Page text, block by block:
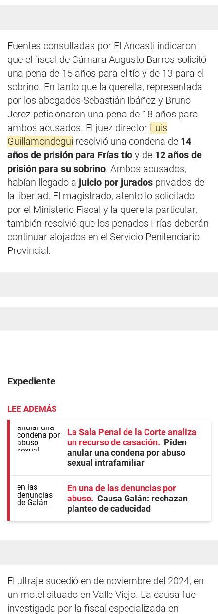
Fuentes consultadas por El Ancasti indicaron
que el fiscal de Cámara Augusto Barros solicitó
una pena de 15 años para el tío y de 13 para el
sobrino. En tanto que la querella, representada
por los abogados Sebastián Ibáñez y Bruno
Jerez peticionaron una pena de 18 años para
ambos acusados. El juez director Luis
Guillamondegui resolvió una condena de 14
años de prisión para Frías tío y de 12 años de
prisión para su sobrino. Ambos acusados,
habían llegado a juicio por jurados privados de
la libertad. El magistrado, atento lo solicitado
por el Ministerio Fiscal y la querella particular,
también resolvió que los penados Frías deberán
continuar alojados en el Servicio Penitenciario
Provincial.
Expediente
LEE ADEMÁS
La Sala Penal de la Corte analiza
un recurso de casación
Piden
anular una condena por abuso
sexual intrafamiliar
En una de las denuncias por
abuso
Causa Galán: rechazan
planteo de caducidad
El ultraje sucedió en de noviembre del 2024, en
un motel situado en Valle Viejo. La causa fue
investigada por la fiscal especializada en